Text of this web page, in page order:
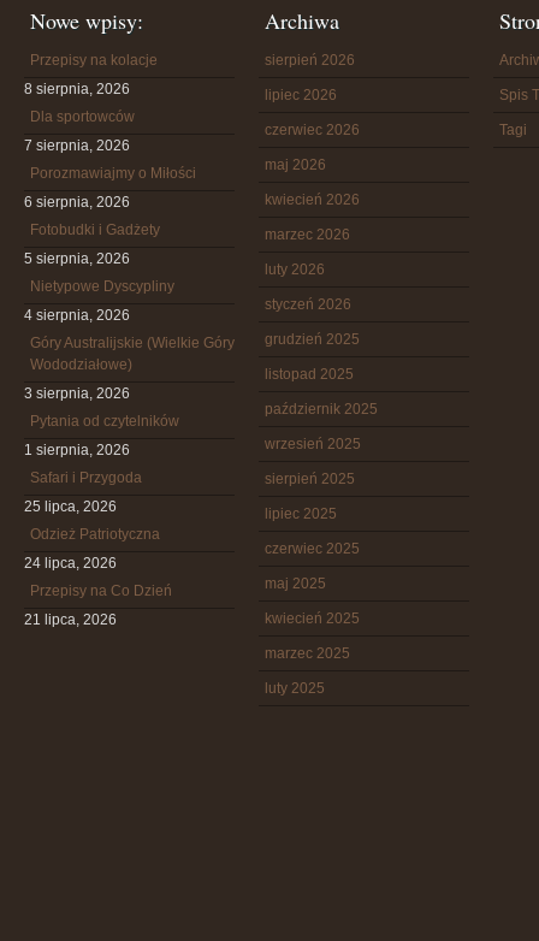
Nowe wpisy:
Przepisy na kolacje
8 sierpnia, 2026
Dla sportowców
7 sierpnia, 2026
Porozmawiajmy o Miłości
6 sierpnia, 2026
Fotobudki i Gadżety
5 sierpnia, 2026
Nietypowe Dyscypliny
4 sierpnia, 2026
Góry Australijskie (Wielkie Góry
Wododziałowe)
3 sierpnia, 2026
Pytania od czytelników
1 sierpnia, 2026
Safari i Przygoda
25 lipca, 2026
Odzież Patriotyczna
24 lipca, 2026
Przepisy na Co Dzień
21 lipca, 2026
Archiwa
sierpień 2026
lipiec 2026
czerwiec 2026
maj 2026
kwiecień 2026
marzec 2026
luty 2026
styczeń 2026
grudzień 2025
listopad 2025
październik 2025
wrzesień 2025
sierpień 2025
lipiec 2025
czerwiec 2025
maj 2025
kwiecień 2025
marzec 2025
luty 2025
Spis
Tagi